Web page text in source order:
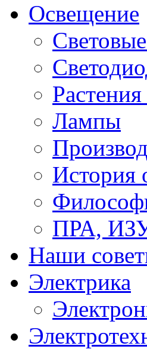
Освещение
Лампы
История
ПРА,
Наши
Электрика